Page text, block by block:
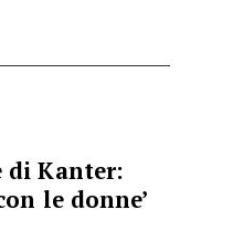
di Kanter:
le donne’